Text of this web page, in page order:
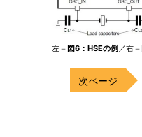
左＝ 図6：HSEの例 ／右＝